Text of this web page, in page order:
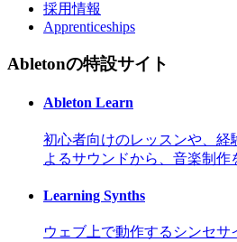
採用情報
Apprenticeships
Abletonの特設サイト
Ableton Learn
初心者向けのレッスンや、経
よるサウンドから、音楽制作
Learning Synths
ウェブ上で動作するシンセサ